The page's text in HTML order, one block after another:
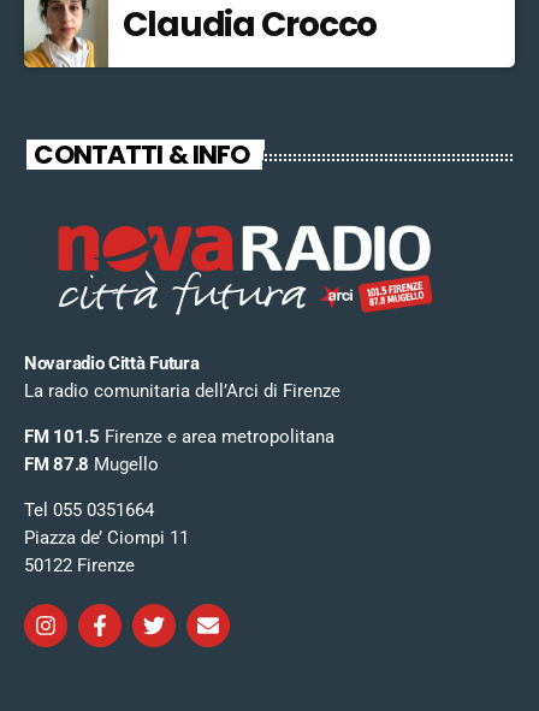
Claudia Crocco
CONTATTI & INFO
Novaradio Città Futura
La radio comunitaria dell’Arci di Firenze
FM 101.5 Firenze e area metropolitana
FM 87.8 Mugello
Tel 055 0351664
Piazza de’ Ciompi 11
50122 Firenze